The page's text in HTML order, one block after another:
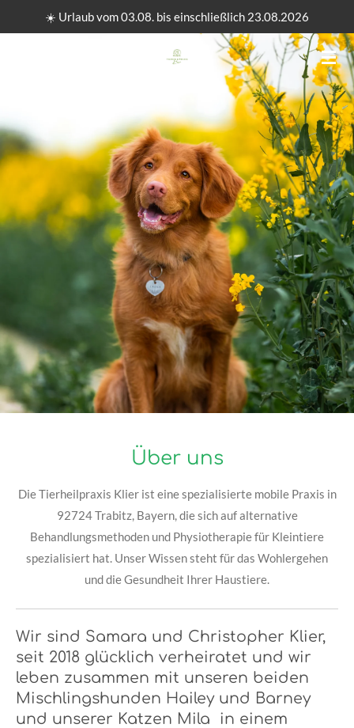
☀️ Urlaub vom 03.08. bis einschließlich 23.08.2026
Über uns
Die Tierheilpraxis Klier ist eine spezialisierte mobile Praxis in
92724 Trabitz, Bayern, die sich auf alternative
Behandlungsmethoden und Physiotherapie für Kleintiere
spezialisiert hat. Unser Wissen steht für das Wohlergehen
und die Gesundheit Ihrer Haustiere.
Wir sind Samara und Christopher Klier,
seit 2018 glücklich verheiratet und wir
leben zusammen mit unseren beiden
Mischlingshunden Hailey und Barney
und unserer Katzen Mila in einem